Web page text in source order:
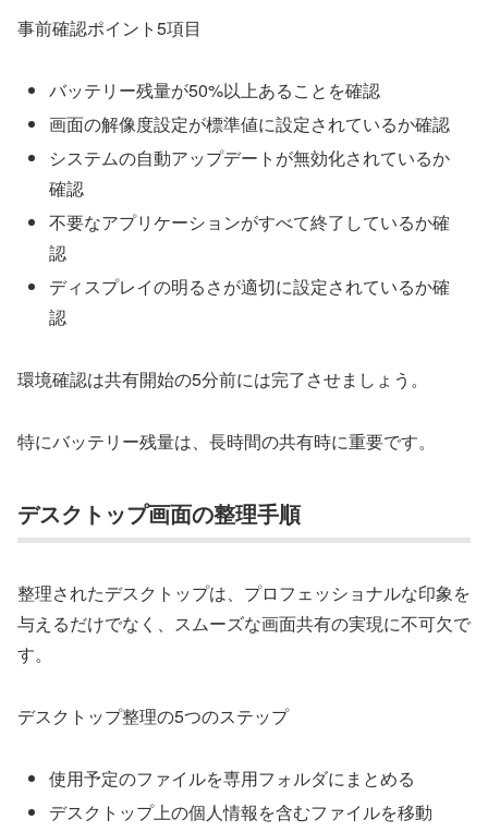
事前確認ポイント5項目
バッテリー残量が50%以上あることを確認
画面の解像度設定が標準値に設定されているか確認
システムの自動アップデートが無効化されているか
確認
不要なアプリケーションがすべて終了しているか確
認
ディスプレイの明るさが適切に設定されているか確
認
環境確認は共有開始の5分前には完了させましょう。
特にバッテリー残量は、長時間の共有時に重要です。
デスクトップ画面の整理手順
整理されたデスクトップは、プロフェッショナルな印象を
与えるだけでなく、スムーズな画面共有の実現に不可欠で
す。
デスクトップ整理の5つのステップ
使用予定のファイルを専用フォルダにまとめる
デスクトップ上の個人情報を含むファイルを移動